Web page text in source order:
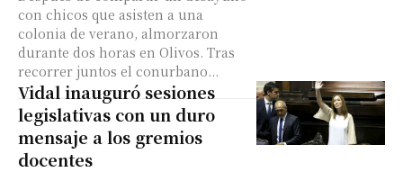
con chicos que asisten a una
colonia de verano, almorzaron
durante dos horas en Olivos. Tras
recorrer juntos el conurbano...
Vidal inauguró sesiones
legislativas con un duro
mensaje a los gremios
docentes